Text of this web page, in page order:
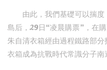
由此，我們基礎可以揣
島后，29日“凌晨購票”，在
朱自清衣箱經由過程鐵路部
衣箱成為抗戰時代常識分子南